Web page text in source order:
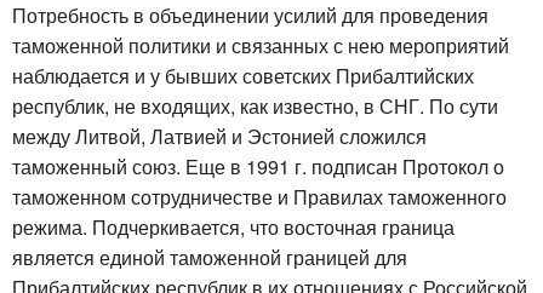
Потребность в объединении усилий для проведения
таможенной политики и связанных с нею мероприятий
наблюдается и у бывших советских Прибалтийских
республик, не входящих, как известно, в СНГ. По сути
между Литвой, Латвией и Эстонией сложился
таможенный союз. Еще в 1991 г. подписан Протокол о
таможенном сотрудничестве и Правилах таможенного
режима. Подчеркивается, что восточная граница
является единой таможенной границей для